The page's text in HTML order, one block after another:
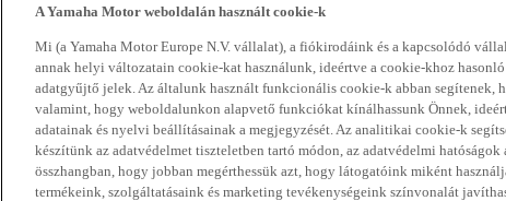
A Yamaha Motor weboldalán használt cookie-k
Mi (a Yamaha Motor Europe N.V. vállalat), a fiókirodáink és a kapcsolódó
annak helyi változatain cookie-kat használunk, ideértve a cookie-khoz
adatgyűjtő jelek. Az általunk használt funkcionális cookie-k abban segítenek,
valamint, hogy weboldalunkon alapvető funkciókat kínálhassunk Önnek,
adatainak és nyelvi beállításainak a megjegyzését. Az analitikai cookie-k
készítünk az adatvédelmet tiszteletben tartó módon, az adatvédelmi
összhangban, hogy jobban megérthessük azt, hogy látogatóink miként
termékeink, szolgáltatásaink és marketing tevékenységeink színvonalát